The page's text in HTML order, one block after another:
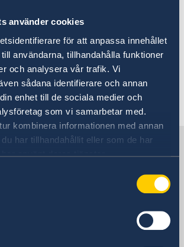
använder cookies
för att anpassa innehållet
användarna, tillhandahålla funktioner
och analysera vår trafik. Vi
sådana identifierare och annan
enhet till de sociala medier och
som vi samarbetar med.
kombinera informationen med annan
har tillhandahållit eller som de har
använt deras tjänster.
on the requirements
Swedish citizen, please visit the
Agency's website
Nov 2017, 2.34 PM
United Kingdom
Sweden